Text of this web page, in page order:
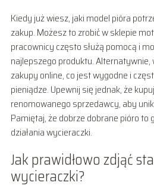
Kiedy już wiesz, jaki model pióra
zakup. Możesz to zrobić w sklepie
pracownicy często służą pomocą i
najlepszego produktu.
zakupy online, co jest wygodne i
pieniądze. Upewnij się jednak, że
renomowanego sprzedawcy, aby
Pamiętaj, że dobrze dobrane pióro to
działania wycieraczki.
Jak prawidłowo zdjąć
wycieraczki?